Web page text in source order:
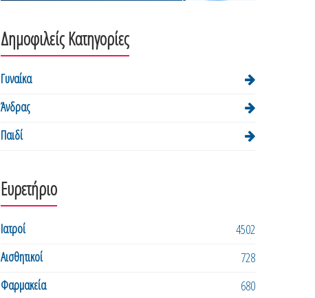
Δημοφιλείς Κατηγορίες
Γυναίκα
Άνδρας
Παιδί
Ευρετήριο
Ιατροί
4502
Αισθητικοί
728
Φαρμακεία
680